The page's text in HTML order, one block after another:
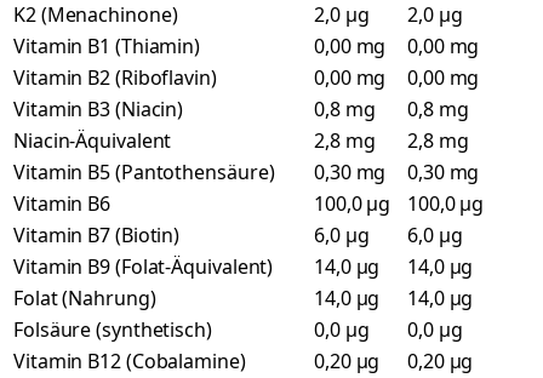
K2 (Menachinone)
2,0 µg
2,0 µg
Vitamin B1 (Thiamin)
0,00 mg
0,00 mg
Vitamin B2 (Riboflavin)
0,00 mg
0,00 mg
Vitamin B3 (Niacin)
0,8 mg
0,8 mg
Niacin-Äquivalent
2,8 mg
2,8 mg
Vitamin B5 (Pantothensäure)
0,30 mg
0,30 mg
Vitamin B6
100,0 µg
100,0 µg
Vitamin B7 (Biotin)
6,0 µg
6,0 µg
Vitamin B9 (Folat-Äquivalent)
14,0 µg
14,0 µg
Folat (Nahrung)
14,0 µg
14,0 µg
Folsäure (synthetisch)
0,0 µg
0,0 µg
Vitamin B12 (Cobalamine)
0,20 µg
0,20 µg